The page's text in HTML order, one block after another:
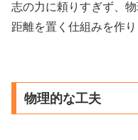
志の力に頼りすぎず、
距離を置く仕組みを作り
物理的な工夫